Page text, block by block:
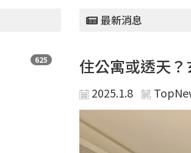
625
最新消息
住公寓或透天
2025.1.8